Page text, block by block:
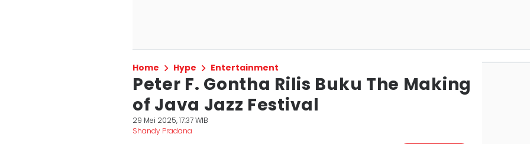
Home Hype Entertainment
Peter F. Gontha Rilis Buku The Making
of Java Jazz Festival
29 Mei 2025, 17:37 WIB
Shandy Pradana